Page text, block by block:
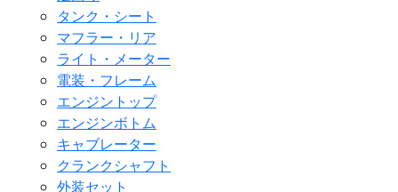
タンク・シート
マフラー・リア
ライト・メーター
電装・フレーム
エンジントップ
エンジンボトム
キャブレーター
クランクシャフト
外装セット